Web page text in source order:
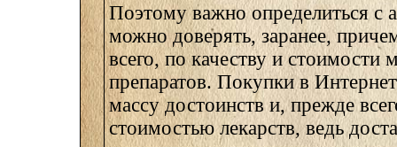
Поэтому важно определиться с
можно доверять, заранее,
всего, по качеству и стоимости
препаратов. Покупки в
массу достоинств и, прежде
стоимостью лекарств, ведь